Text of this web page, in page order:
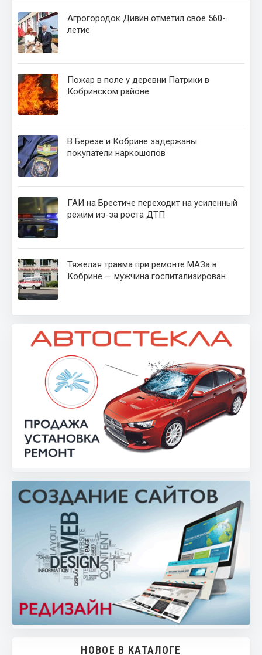
Агрогородок Дивин отметил свое 560-
летие
Пожар в поле у деревни Патрики в
Кобринском районе
В Березе и Кобрине задержаны
покупатели наркошопов
ГАИ на Брестиче переходит на усиленный
режим из-за роста ДТП
Тяжелая травма при ремонте МАЗа в
Кобрине — мужчина госпитализирован
НОВОЕ В КАТАЛОГЕ